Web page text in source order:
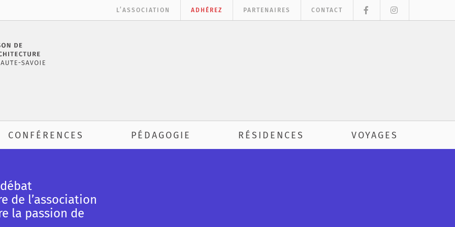
L’ASSOCIATION ADHÉREZ PARTENAIRES CONTACT
CONFÉRENCES PÉDAGOGIE RÉSIDENCES VOYAGES
de l’association
la passion de